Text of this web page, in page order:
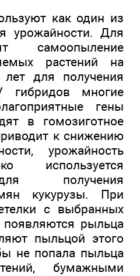
как один из
урожайности. Для
самоопыление
растений на
для получения
гибридов многие
гены
в гомозиготное
к снижению
урожайность
используется
получения
кукурузы. При
с выбранных
появляются рыльца
пыльцой этого
не попала пыльца
бумажными